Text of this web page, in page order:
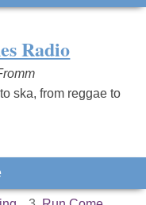
Radio
ska, from reggae to